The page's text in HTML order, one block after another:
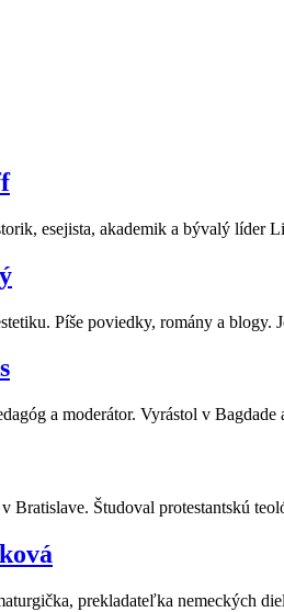
esejista, akademik a bývalý líder
Píše poviedky, romány a
a moderátor. Vyrástol v
Bratislave. Študoval protestantskú
prekladateľka nemeckých